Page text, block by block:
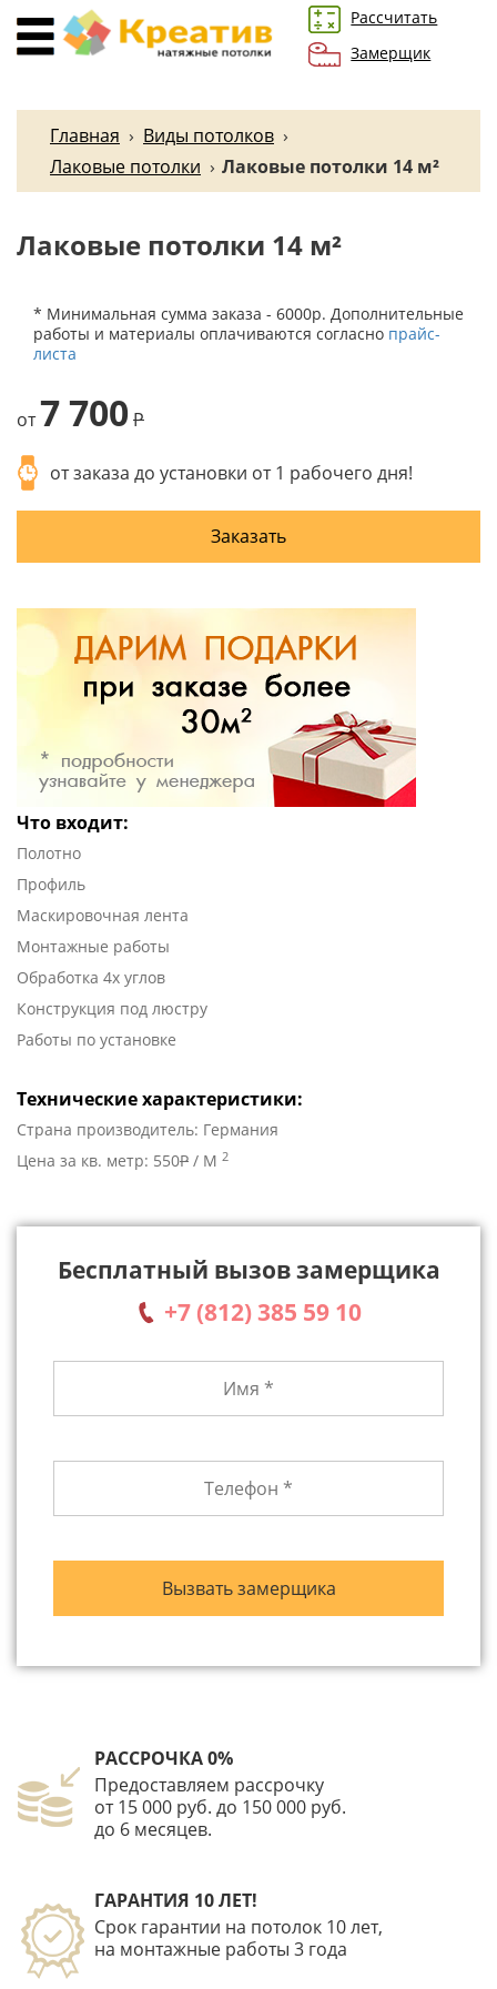
Рассчитать
Замерщик
Главная › Виды потолков ›
Лаковые потолки › Лаковые потолки 14 м²
Лаковые потолки 14 м²
* Минимальная сумма заказа - 6000р. Дополнительные
работы и материалы оплачиваются согласно прайс-
листа
от7 700 P
от заказа до установки от 1 рабочего дня!
Заказать
Что входит:
Полотно
Профиль
Маскировочная лента
Монтажные работы
Обработка 4х углов
Конструкция под люстру
Работы по установке
Технические характеристики:
Страна производитель: Германия
Цена за кв. метр: 550P / М 2
Бесплатный вызов замерщика
+7 (812) 385 59 10
РАССРОЧКА 0%
Предоставляем рассрочку
от 15 000 руб. до 150 000 руб.
до 6 месяцев.
ГАРАНТИЯ 10 ЛЕТ!
Срок гарантии на потолок 10 лет,
на монтажные работы 3 года